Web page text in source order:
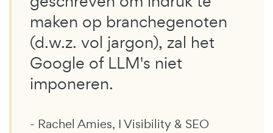
maken op branchegenoten
(d.w.z. vol jargon), zal het
Google of LLM's niet
imponeren.
- Rachel Amies, I Visibility & SEO